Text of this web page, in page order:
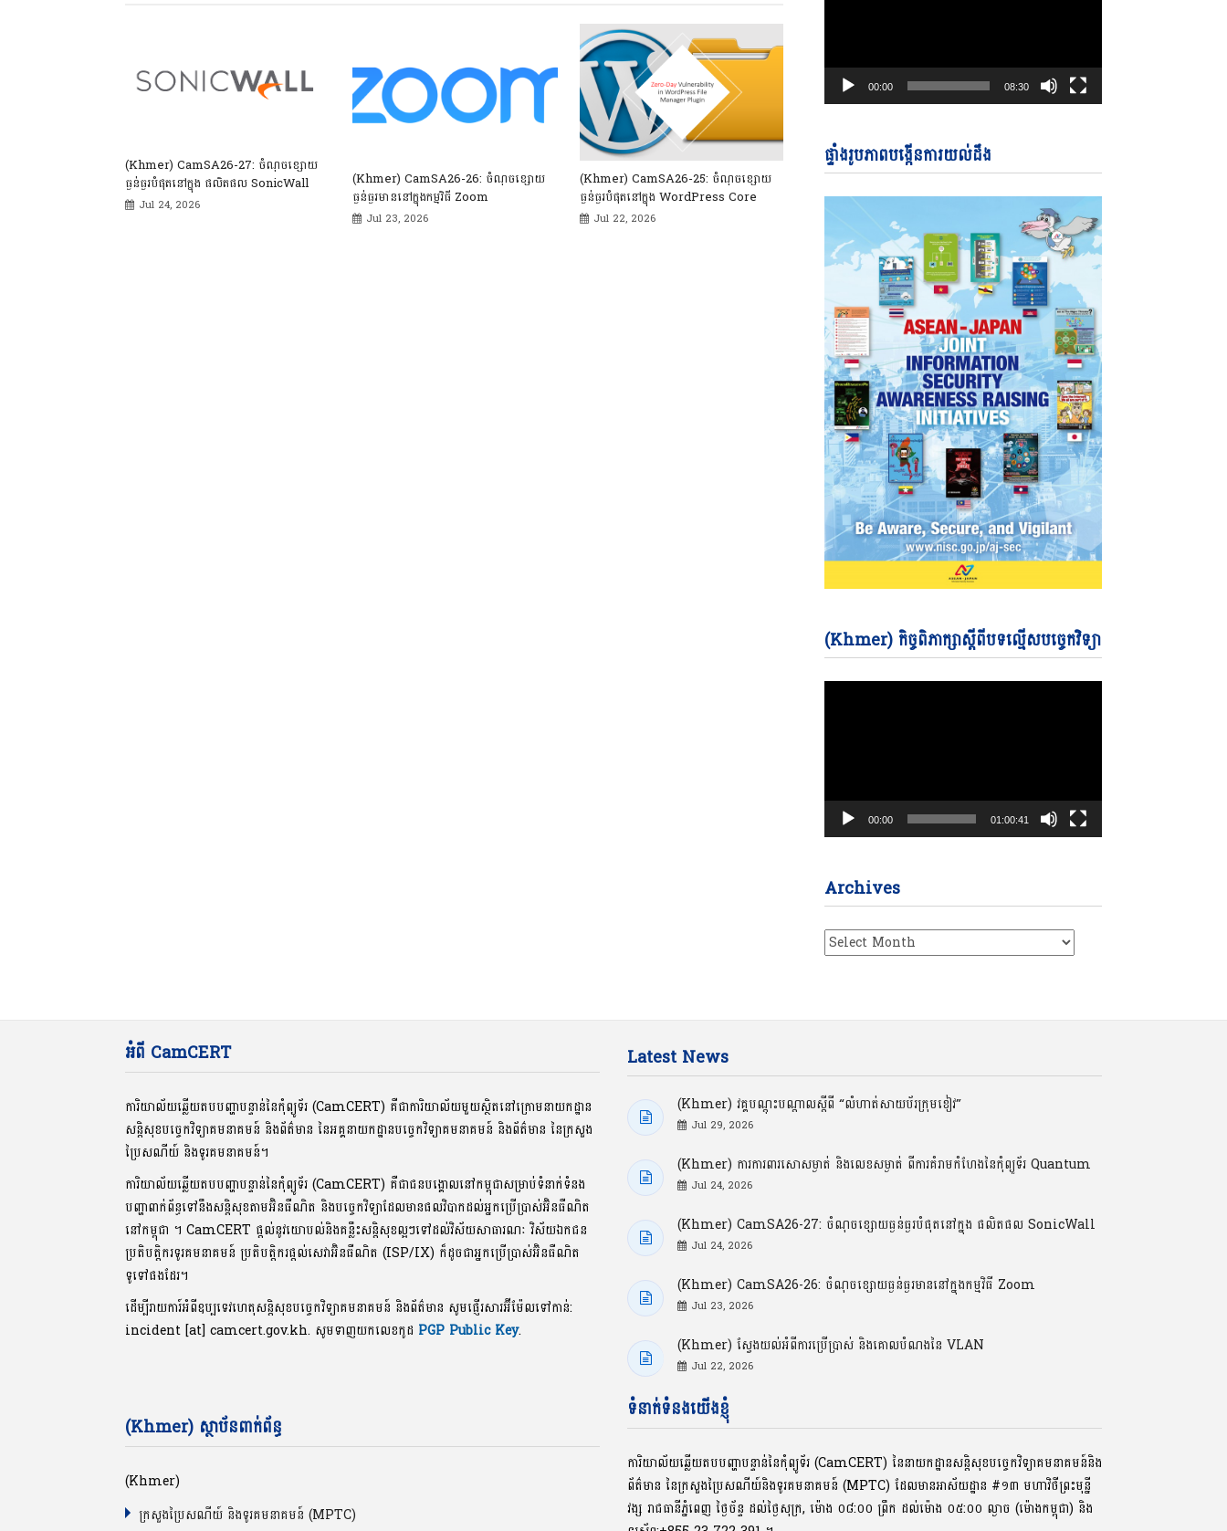
(Khmer) CamSA26-27: ចំណុចខ្សោយ
ធ្ងន់ធ្ងរបំផុតនៅក្នុង ផលិតផល SonicWall
Jul 24, 2026
(Khmer) CamSA26-26: ចំណុចខ្សោយ
ធ្ងន់ធ្ងរមាននៅក្នុងកម្មវិធី Zoom
Jul 23, 2026
(Khmer) CamSA26-25: ចំណុចខ្សោយ
ធ្ងន់ធ្ងរបំផុតនៅក្នុង WordPress Core
Jul 22, 2026
00:00 08:30
ផ្ទាំងរូបភាពបង្កើនការយល់ដឹង
(Khmer) កិច្ចពិភាក្សាស្តីពីបទល្មើសបច្ចេកវិទ្យាVideo
Player
00:00 01:00:41
Archives
Archives
អំពី CamCERT
ការិយាល័យឆ្លើយតបបញ្ហាបន្ទាន់នៃកុំព្យូទ័រ (CamCERT) គឺជាការិយាល័យមួយស្ថិតនៅក្រោមនាយកដ្ឋាន
សន្តិសុខបច្ចេកវិទ្យាគមនាគមន៍ និងព័ត៌មាន នៃអគ្គនាយកដ្ឋានបច្ចេកវិទ្យាគមនាគមន៍ និងព័ត៌មាន នៃក្រសួង
ប្រៃសណីយ៍ និងទូរគមនាគមន៍។
ការិយាល័យឆ្លើយតបបញ្ហាបន្ទាន់នៃកុំព្យូទ័រ (CamCERT) គឺជាជនបង្គោលនៅកម្ពុជាសម្រាប់ទំនាក់ទំនង
បញ្ហាពាក់ព័ន្ធទៅនឹងសន្តិសុខតាមអ៊ិនធឺណិត និងបច្ចេកវិទ្យាដែលមានផលវិបាកដល់អ្នកប្រើប្រាស់អ៊ិនធឺណិត
នៅកម្ពុជា ។ CamCERT ផ្តល់នូវយោបល់និងគន្លឹះសន្តិសុខល្អៗទៅដល់វិស័យសាធារណៈ វិស័យឯកជន
ប្រតិបត្តិករទូរគមនាគមន៍ ប្រតិបត្តិករផ្តល់សេវាអ៊ិនធឺណិត (ISP/IX) ក៏ដូចជាអ្នកប្រើប្រាស់អ៊ិនធឺណិត
ទូទៅផងដែរ។
ដើម្បីរាយការ៍អំពីឧប្បទេវហេតុសន្តិសុខបច្ចេកវិទ្យាគមនាគមន៍ និងព័ត៌មាន សូមផ្ញើរសារអ៊ីម៉ែលទៅកាន់:
incident [at] camcert.gov.kh. សូមទាញយកលេខកូដ PGP Public Key.
(Khmer) ស្ថាប័នពាក់ព័ន្ធ
(Khmer)
ក្រសួងប្រៃសណីយ៍ និងទូរគមនាគមន៍ (MPTC)
Latest News
(Khmer) វគ្គបណ្ដុះបណ្ដាលស្ដីពី “លំហាត់សាយប័រក្រុមខៀវ”
Jul 29, 2026
(Khmer) ការការពារសោសម្ងាត់ និងលេខសម្ងាត់ ពីការគំរាមកំហែងនៃកុំព្យូទ័រ Quantum
Jul 24, 2026
(Khmer) CamSA26-27: ចំណុចខ្សោយធ្ងន់ធ្ងរបំផុតនៅក្នុង ផលិតផល SonicWall
Jul 24, 2026
(Khmer) CamSA26-26: ចំណុចខ្សោយធ្ងន់ធ្ងរមាននៅក្នុងកម្មវិធី Zoom
Jul 23, 2026
(Khmer) ស្វែងយល់អំពីការប្រើប្រាស់ និងគោលបំណងនៃ VLAN
Jul 22, 2026
ទំនាក់ទំនងយើងខ្ញុំ
ការិយាល័យឆ្លើយតបបញ្ហាបន្ទាន់នៃកុំព្យូទ័រ (CamCERT) នៃនាយកដ្ឋានសន្តិសុខបច្ចេកវិទ្យាគមនាគមន៍និង
ព័ត៌មាន នៃក្រសួងប្រៃសណីយ៍និងទូរគមនាគមន៍ (MPTC) ដែលមានអាស័យដ្ឋាន #១៣ មហាវិថីព្រះមុនី្ន
វង្ស រាជធានីភ្នំពេញ ថ្ងៃច័ន្ទ ដល់ថ្ងៃសុក្រ, ម៉ោង ០៨:០០ ​ព្រឹក ដល់ម៉ោង ០៥:០០ ល្ងាច (ម៉ោងកម្ពុជា) និង